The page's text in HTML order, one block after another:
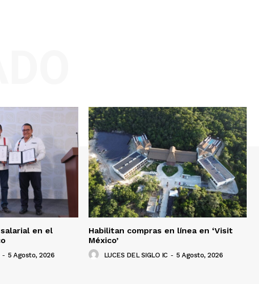
en el
- 5 Agosto, 2026
Habilitan compras en línea en ‘Visit
México’
LUCES DEL SIGLO IC - 5 Agosto, 2026